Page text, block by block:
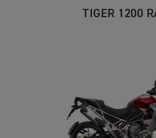
TIGER 1200